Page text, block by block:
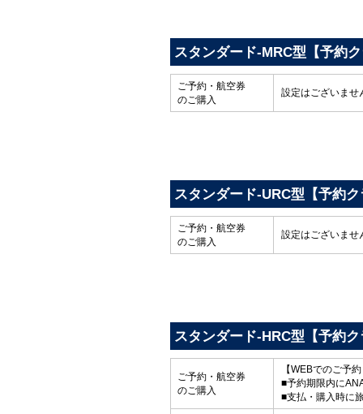
スタンダード-MRC型【予約
ご予約・航空券
のご購入
設定はございませ
スタンダード-URC型【予約
ご予約・航空券
のご購入
設定はございませ
スタンダード-HRC型【予約
ご予約・航空券
のご購入
【WEBでのご予
■予約期限内に
■支払・購入時に